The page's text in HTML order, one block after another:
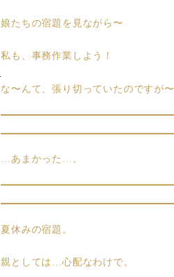
娘たちの宿題を見ながら〜
私も、事務作業しよう！
な〜んて、張り切っていたのですが〜
…あまかった…。
夏休みの宿題。
親としては…心配なわけで。